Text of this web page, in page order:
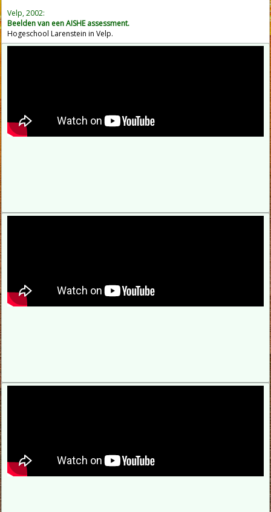
Velp, 2002:
Beelden van een AISHE assessment.
Hogeschool Larenstein in Velp.